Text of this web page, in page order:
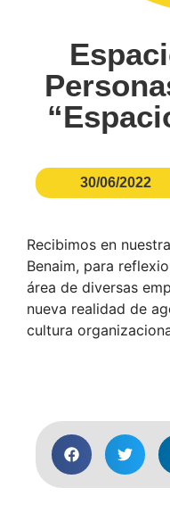
30/06/2022
Recibimos en
Benaim, para
área de diversas
nueva realidad de
cultura